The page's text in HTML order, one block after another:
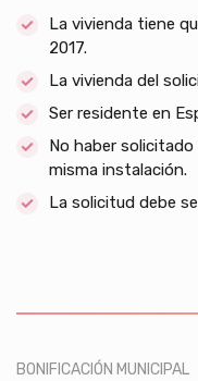
La vivienda tiene
2017.
La vivienda del
Ser residente en
No haber
misma instalación.
La solicitud debe
BONIFICACIÓN MUNICIPAL